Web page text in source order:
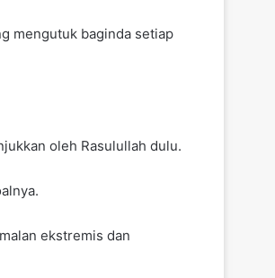
mengutuk baginda setiap
oleh Rasulullah dulu.
ekstremis dan